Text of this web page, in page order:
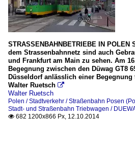
STRASSENBAHNBETRIEBE IN POLEN
dem Strassenbahnnetz sind auch
und Frankfurt am Main zu sehen. Am
Begegnung zwischen den Düwag GT8
Düsseldorf anlässlich einer
Walter Ruetsch 
Walter Ruetsch
Polen / Stadtverkehr / Straßenbahn Posen
Stadt- und Straßenbahn Triebwagen /
 682 1200x866 Px, 12.10.2014